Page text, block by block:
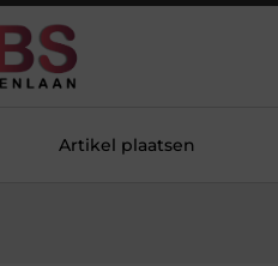
Artikel plaatsen